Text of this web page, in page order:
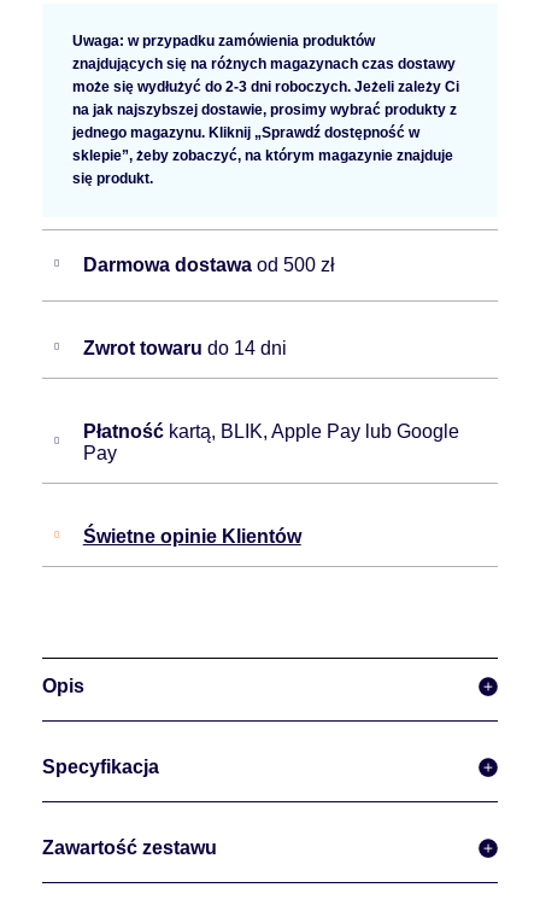
Uwaga: w przypadku zamówienia produktów
znajdujących się na różnych magazynach czas dostawy
może się wydłużyć do 2-3 dni roboczych. Jeżeli zależy Ci
na jak najszybszej dostawie, prosimy wybrać produkty z
jednego magazynu. Kliknij „Sprawdź dostępność w
sklepie”, żeby zobaczyć, na którym magazynie znajduje
się produkt.
Darmowa dostawa od 500 zł
Zwrot towaru do 14 dni
Płatność kartą, BLIK, Apple Pay lub Google
Pay
Świetne opinie Klientów
Opis
Specyfikacja
Zawartość zestawu